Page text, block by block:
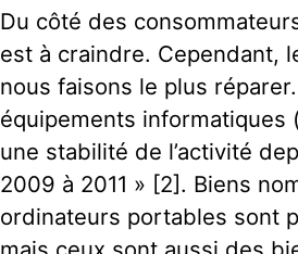
Du côté des
est à craindre. Cependant,
nous faisons le plus
équipements informatiques
une stabilité de l’activité
2009 à 2011 » [2]. Biens
ordinateurs portables sont